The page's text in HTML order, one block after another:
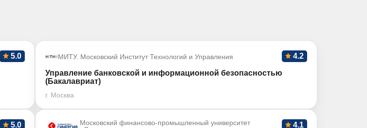
5.0 МИТУ. Московский Институт Технологий и Управления 4.2
Управление банковской и информационной безопасностью
(Бакалавриат)
г. Москва
5.0
Московский финансово-промышленный университет
4.1